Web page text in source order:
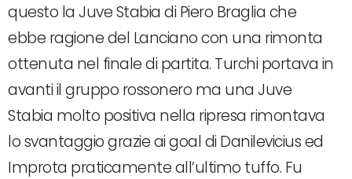
questo la Juve Stabia di Piero Braglia che
ebbe ragione del Lanciano con una rimonta
ottenuta nel finale di partita. Turchi portava in
avanti il gruppo rossonero ma una Juve
Stabia molto positiva nella ripresa rimontava
lo svantaggio grazie ai goal di Danilevicius ed
Improta praticamente all’ultimo tuffo. Fu